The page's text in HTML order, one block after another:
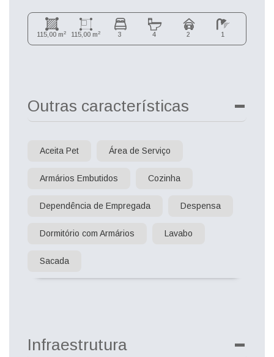
115,00 m2 115,00 m2 3 4 2 1
Outras características
Aceita Pet Área de Serviço
Armários Embutidos Cozinha
Dependência de Empregada Despensa
Dormitório com Armários Lavabo
Sacada
Infraestrutura